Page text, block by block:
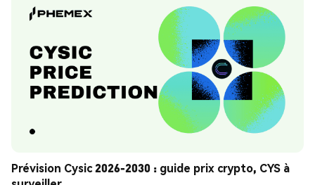
Prévision Cysic 2026-2030 : guide prix crypto, CYS à